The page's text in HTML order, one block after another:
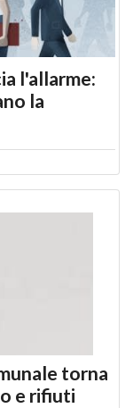
l'allarme:
la
torna
e rifiuti